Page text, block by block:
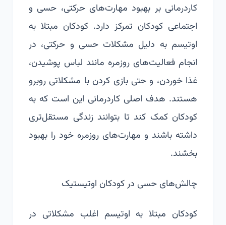
کاردرمانی بر بهبود مهارت‌های حرکتی، حسی و
اجتماعی کودکان تمرکز دارد. کودکان مبتلا به
اوتیسم به دلیل مشکلات حسی و حرکتی، در
انجام فعالیت‌های روزمره مانند لباس پوشیدن،
غذا خوردن، و حتی بازی کردن با مشکلاتی روبرو
هستند. هدف اصلی کاردرمانی این است که به
کودکان کمک کند تا بتوانند زندگی مستقل‌تری
داشته باشند و مهارت‌های روزمره خود را بهبود
بخشند.
چالش‌های حسی در کودکان اوتیستیک
کودکان مبتلا به اوتیسم اغلب مشکلاتی در